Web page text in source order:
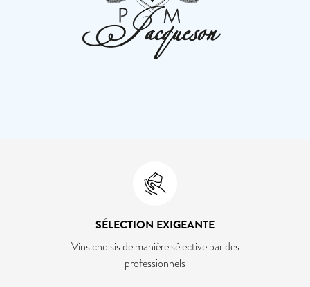
SÉLECTION EXIGEANTE
Vins choisis de manière sélective par des
professionnels